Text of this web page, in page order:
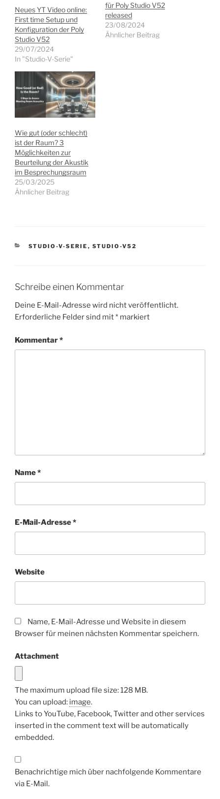
Neues YT Video online:
First time Setup und
Konfiguration der Poly
Studio V52
29/07/2024
In "Studio-V-Serie"
für Poly Studio V52
released
23/08/2024
Ähnlicher Beitrag
Wie gut (oder schlecht)
ist der Raum? 3
Möglichkeiten zur
Beurteilung der Akustik
im Besprechungsraum
25/03/2025
Ähnlicher Beitrag
KATEGORIEN
STUDIO-V-SERIE , STUDIO-V52
Schreibe einen Kommentar
Deine E-Mail-Adresse wird nicht veröffentlicht.
Erforderliche Felder sind mit* markiert
Kommentar*
Name*
E-Mail-Adresse*
Website
Name, E-Mail-Adresse und Website in diesem
Browser für meinen nächsten Kommentar speichern.
Attachment
The maximum upload file size: 128 MB.
You can upload: image.
Links to YouTube, Facebook, Twitter and other services
inserted in the comment text will be automatically
embedded.
Benachrichtige mich über nachfolgende Kommentare
via E-Mail.